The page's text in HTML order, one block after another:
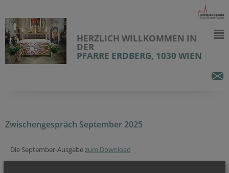
HERZLICH WILLKOMMEN IN
DER
PFARRE ERDBERG, 1030 WIEN
Zwischengespräch September 2025
Die September-Ausgabezum Download